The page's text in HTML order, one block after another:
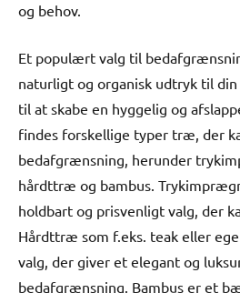
og behov.
Et populært valg til
naturligt og organisk udtryk til
til at skabe en hyggelig og
findes forskellige typer træ, der
bedafgrænsning, herunder
hårdttræ og bambus.
holdbart og prisvenligt valg, der
Hårdttræ som f.eks. teak eller
valg, der giver et elegant og
bedafgrænsning. Bambus er et